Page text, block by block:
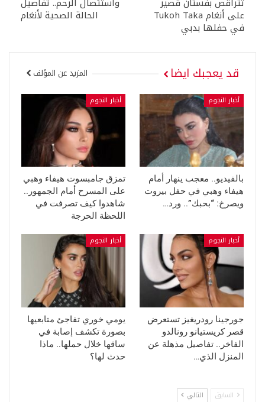
على أنغام Tukoh Taka
في حفلها بدبي
الحالة الصحية لأنغام
قد يعجبك ايضا المزيد عن المؤلف
أخبار النجوم
بالفيديو.. معجب ينهار أمام
هيفاء وهبي في حفل بيروت
ويصرخ: “بحبك”.. ورد…
أخبار النجوم
تمزق جامبسوت هيفاء وهبي
على المسرح أمام الجمهور..
شاهدوا كيف تصرفت في
اللحظة الحرجة
أخبار النجوم
جورجينا رودريغيز تستعرض
قصر كريستيانو رونالدو
الفاخر.. تفاصيل مذهلة عن
المنزل الذي…
أخبار النجوم
يومي خوري تفاجئ متابعيها
بصورة تكشف إصابة في
ساقها خلال حملها.. ماذا
حدث لها؟
السابق التالي